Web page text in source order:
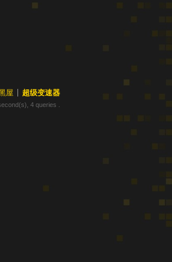
屋 超级变速器
4 queries .